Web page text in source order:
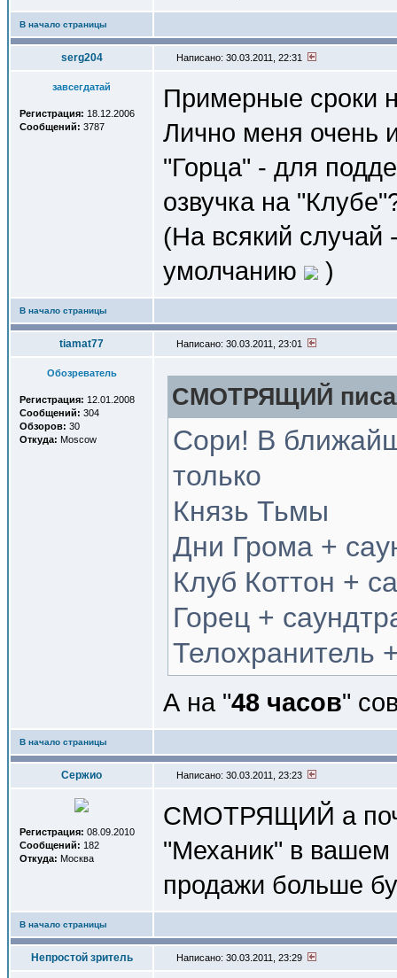
В начало страницы
serg204 Написано: 30.03.2011, 22:31
завсегдатай
Регистрация: 18.12.2006
Сообщений: 3787
Примерные сроки
Лично меня очень
"Горца" - для
озвучка на
(На всякий
умолчанию
)
В начало страницы
tiamat77 Написано: 30.03.2011, 23:01
Обозреватель
Регистрация: 12.01.2008
Сообщений: 304
Обзоров: 30
Откуда: Moscow
СМОТРЯЩИЙ
Сори! В
только
Князь Тьмы
Дни Грома +
Клуб Коттон +
Горец +
Телохранитель
А на "48 часов"
В начало страницы
Сержио Написано: 30.03.2011, 23:23
Регистрация: 08.09.2010
Сообщений: 182
Откуда: Москва
СМОТРЯЩИЙ а
"Механик" в
продажи больше
В начало страницы
Непростой зритель Написано: 30.03.2011, 23:29